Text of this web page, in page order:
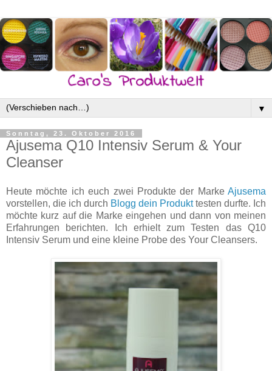
▼
Sonntag, 23. Oktober 2016
Ajusema Q10 Intensiv Serum & Your
Cleanser
Heute möchte ich euch zwei Produkte der Marke Ajusema
vorstellen, die ich durch Blogg dein Produkttesten durfte. Ich
möchte kurz auf die Marke eingehen und dann von meinen
Erfahrungen berichten. Ich erhielt zum Testen das Q10
Intensiv Serum und eine kleine Probe des Your Cleansers.